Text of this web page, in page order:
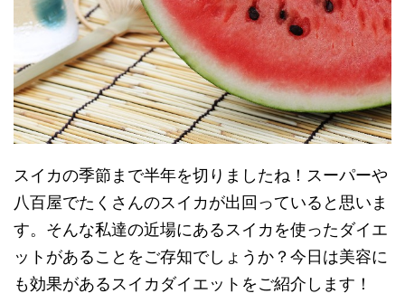
スイカの季節まで半年を切りましたね！スーパーや
八百屋でたくさんのスイカが出回っていると思いま
す。そんな私達の近場にあるスイカを使ったダイエ
ットがあることをご存知でしょうか？今日は美容に
も効果があるスイカダイエットをご紹介します！